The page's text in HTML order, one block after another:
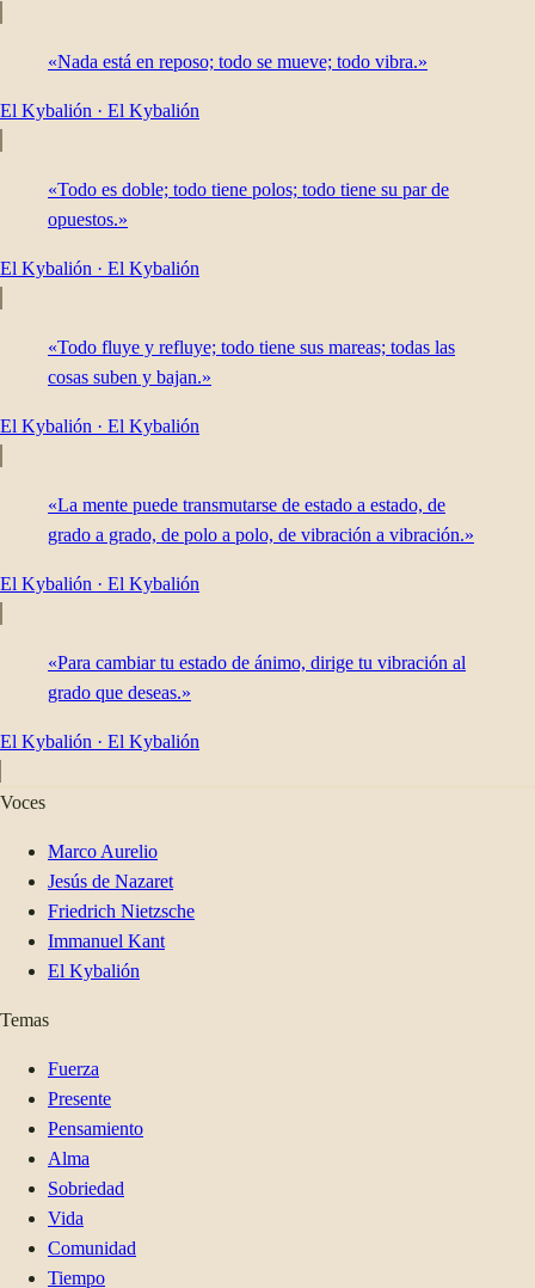
«Nada está en reposo; todo se mueve; todo vibra.»
El Kybalión · El Kybalión
«Todo es doble; todo tiene polos; todo tiene su par de
opuestos.»
El Kybalión · El Kybalión
«Todo fluye y refluye; todo tiene sus mareas; todas las
cosas suben y bajan.»
El Kybalión · El Kybalión
«La mente puede transmutarse de estado a estado, de
grado a grado, de polo a polo, de vibración a vibración.»
El Kybalión · El Kybalión
«Para cambiar tu estado de ánimo, dirige tu vibración al
grado que deseas.»
El Kybalión · El Kybalión
Voces
Marco Aurelio
Jesús de Nazaret
Friedrich Nietzsche
Immanuel Kant
El Kybalión
Temas
Fuerza
Presente
Pensamiento
Alma
Sobriedad
Vida
Comunidad
Tiempo